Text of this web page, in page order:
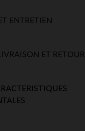
ENTRETIEN
ET RETOUR